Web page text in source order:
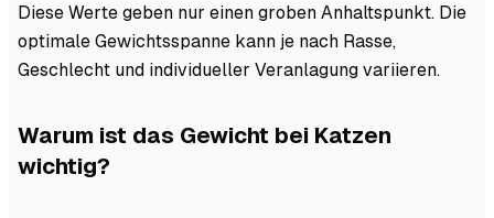
Diese Werte geben nur einen groben Anhaltspunkt. Die
optimale Gewichtsspanne kann je nach Rasse,
Geschlecht und individueller Veranlagung variieren.
Warum ist das Gewicht bei Katzen
wichtig?